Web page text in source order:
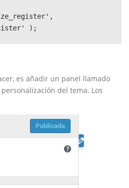
);
es añadir un panel llamado
del tema. Los